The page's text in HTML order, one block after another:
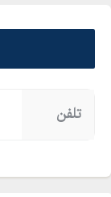
تلفن